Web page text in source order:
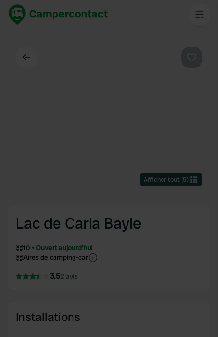
Afficher tout(5)
Lac de Carla Bayle
10
Ouvert aujourd'hui
Aires de camping-car
3.52 avis
Installations